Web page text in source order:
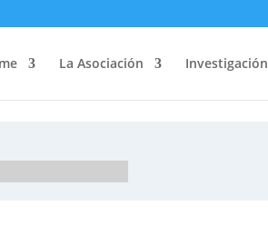
La Asociación Investigación